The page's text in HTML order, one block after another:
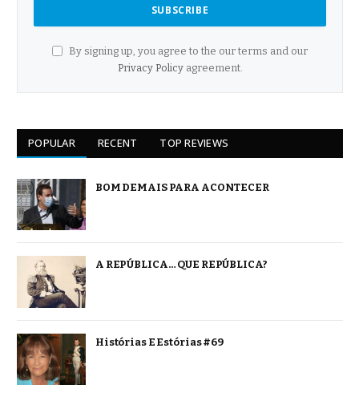
By signing up, you agree to the our terms and our
Privacy Policyagreement.
POPULAR RECENT TOP REVIEWS
BOM DEMAIS PARA ACONTECER
A REPÚBLICA… QUE REPÚBLICA?
Histórias E Estórias #69